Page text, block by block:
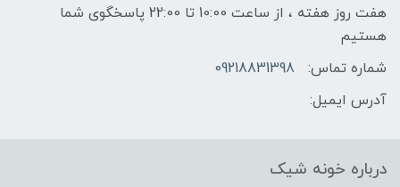
هفت روز هفته ، از ساعت 10:00 تا 22:00 پاسخگوی شما
هستیم
شماره تماس:
09218831398
آدرس ایمیل:
درباره خونه شیک